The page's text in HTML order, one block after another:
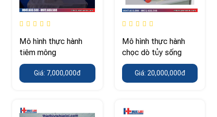
Mô hình thực hành
tiêm mông
Giá: 7,000,000đ
Mô hình thực hành
chọc dò tủy sống
Giá: 20,000,000đ